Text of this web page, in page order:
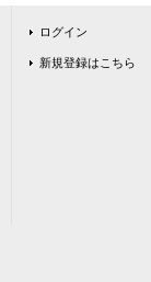
ログイン
新規登録はこちら